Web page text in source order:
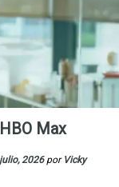
Max
2026 por Vicky